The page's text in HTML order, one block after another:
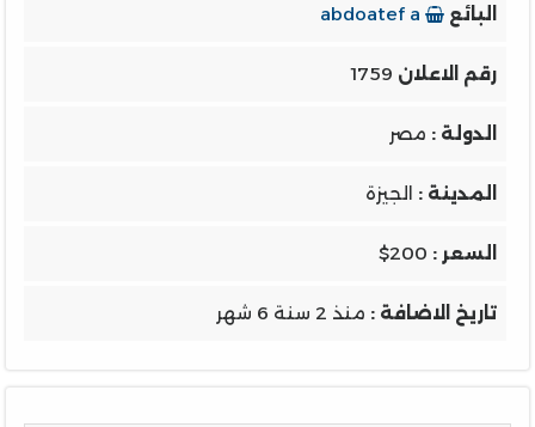
البائع
رقم الاعلان 1759
الدولة : مصر
المدينة : الجيزة
السعر : $200
تاريخ الاضافة : منذ 2 سنة 6 شهر